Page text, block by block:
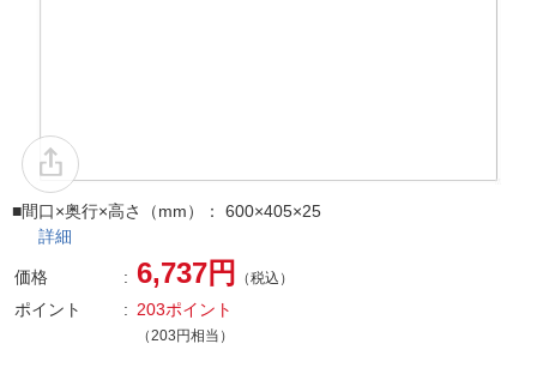
■間口×奥行×高さ（mm）： 600×405×25
詳細
価格 6,737円 （税込）
ポイント 203ポイント
（203円相当）